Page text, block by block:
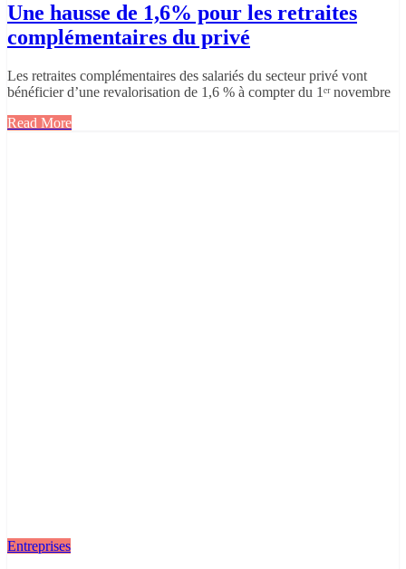
Une hausse de 1,6% pour les retraites
complémentaires du privé
Les retraites complémentaires des salariés du secteur privé vont
bénéficier d’une revalorisation de 1,6 % à compter du 1ᵉʳ novembre
Read More
Entreprises